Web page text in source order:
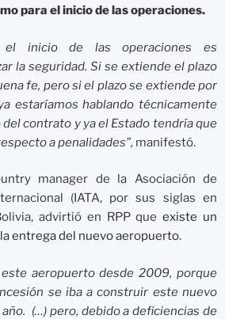
para el inicio de las operaciones.
el inicio de las operaciones es
la seguridad. Si se extiende el plazo
fe, pero si el plazo se extiende por
estaríamos hablando técnicamente
contrato y ya el Estado tendría que
a penalidades”, manifestó.
manager de la Asociación de
(IATA, por sus siglas en
advirtió en RPP que existe un
entrega del nuevo aeropuerto.
este aeropuerto desde 2009, porque
se iba a construir este nuevo
(…) pero, debido a deficiencias de